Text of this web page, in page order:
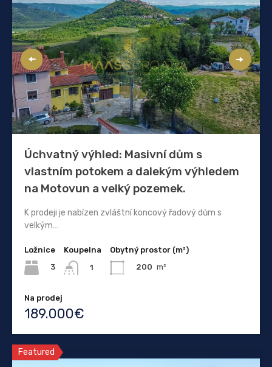
Úchvatný výhled: Masivní dům s
vlastním potokem a dalekým výhledem
na Motovun a velký pozemek.
K prodeji je nabízen zvláštní koncový řadový dům s
velkým…
Ložnice
3
Koupelna
1
Obytný prostor (m²)
200 m²
Na prodej
189.000€
Featured